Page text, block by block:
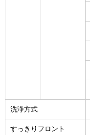
洗浄方式
すっきりフロント